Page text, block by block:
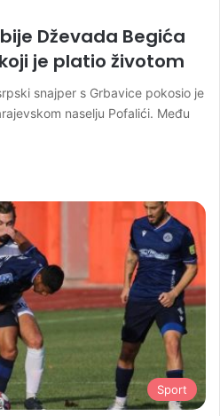
Dževada Begića
je platio životom
snajper s Grbavice pokosio je
naselju Pofalići. Među
Sport